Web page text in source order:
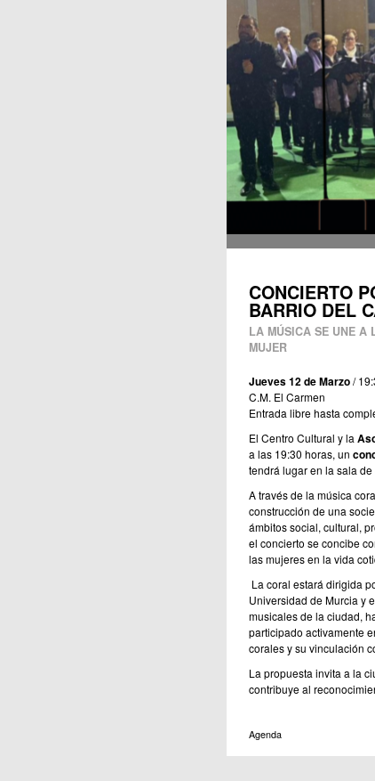
CONCIERTO
BARRIO DEL
LA MÚSICA SE UNE A
MUJER
Jueves 12 de Marzo/
C.M. El Carmen
Entrada libre hasta
El Centro Cultural y la
a las 19:30 horas, un
tendrá lugar en la sala
A través de la música
construcción de una
ámbitos social, cultural,
el concierto se concibe
las mujeres en la vida
La coral estará dirigida
Universidad de Murcia y
musicales de la ciudad,
participado activamente
corales y su vinculación
La propuesta invita a la
contribuye al
Agenda